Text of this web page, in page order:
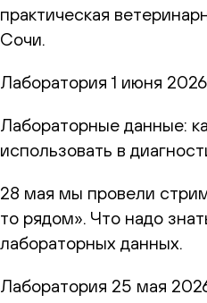
практическая
Сочи.
Лаборатория 1 июня 2026
Лабораторные данные:
использовать в
28 мая мы провели
то рядом». Что надо
лабораторных данных.
Лаборатория 25 мая